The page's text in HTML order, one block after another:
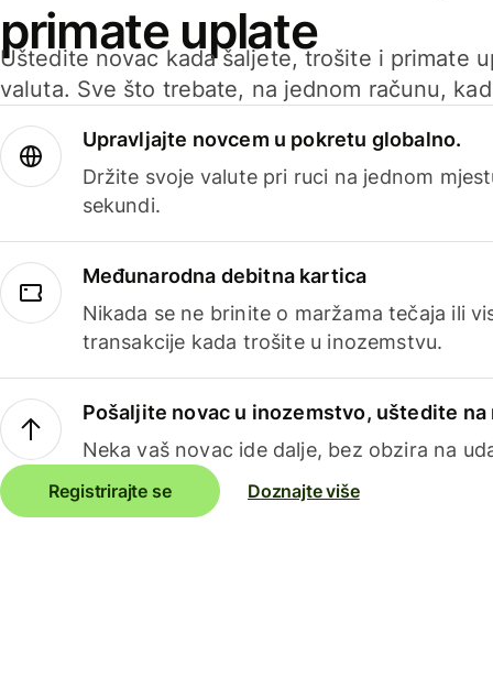
primate uplate
Uštedite novac kada šaljete, trošite i primate
valuta. Sve što trebate, na jednom računu,
Upravljajte novcem u pokretu globalno.
Držite svoje valute pri ruci na jednom
sekundi.
Međunarodna debitna kartica
Nikada se ne brinite o maržama tečaja ili
transakcije kada trošite u inozemstvu.
Pošaljite novac u inozemstvo, uštedite na
Neka vaš novac ide dalje, bez obzira na
Registrirajte se Doznajte više